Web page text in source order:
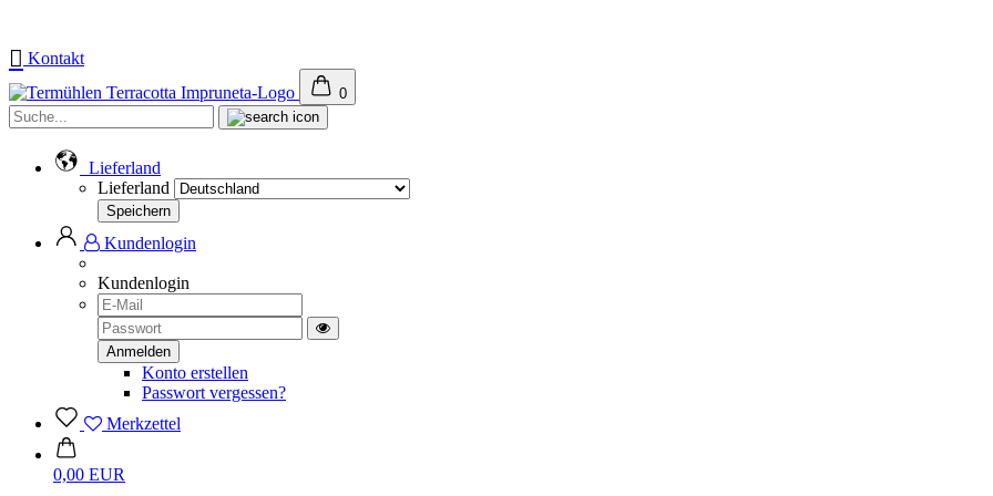
Kontakt
0
Suche...
Lieferland
Lieferland
Kundenlogin
Kundenlogin
E-
Mail
Passwort
Toggle
Konto erstellen
Passwort vergessen?
Merkzettel
0,00 EUR